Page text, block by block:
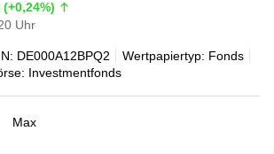
(+0,24%)
Uhr
DE000A12BPQ2
Wertpapiertyp: Fonds
Investmentfonds
Max